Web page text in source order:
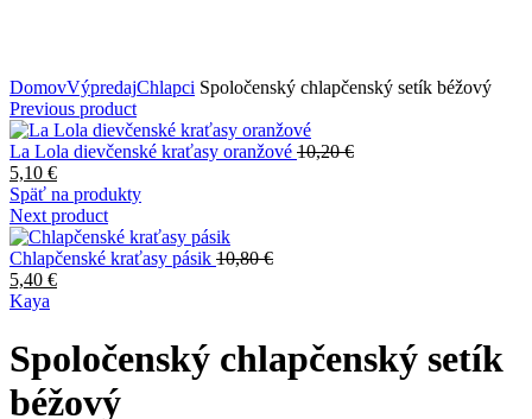
DomovVýpredajChlapci Spoločenský chlapčenský setík béžový
Previous product
La Lola dievčenské kraťasy oranžové 10,20€
5,10 €
Späť na produkty
Next product
Chlapčenské kraťasy pásik 10,80€
5,40 €
Kaya
Spoločenský chlapčenský setík
béžový